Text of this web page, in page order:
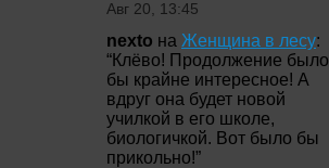
Авг 20, 13:45
nexto на Женщина в лесу:
“Клёво! Продолжение было
бы крайне интересное! А
вдруг она будет новой
училкой в его школе,
биологичкой. Вот было бы
прикольно!”